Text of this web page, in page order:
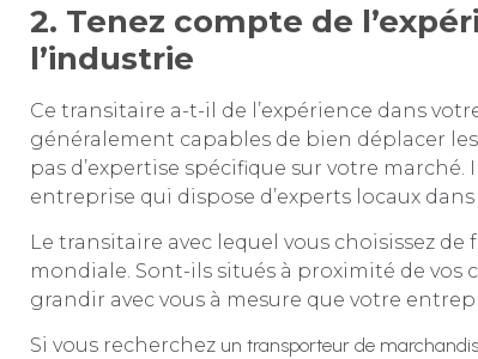
2. Tenez compte de
l’industrie
Ce transitaire a-t-il de l’expérience dans
généralement capables de bien déplacer
pas d’expertise spécifique sur votre
entreprise qui dispose d’experts locaux
Le transitaire avec lequel vous choisissez
mondiale. Sont-ils situés à proximité de vos
grandir avec vous à mesure que votre
Si vous recherchez un transporteur de